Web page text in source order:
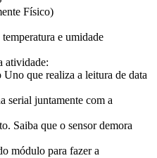
Físico)
e umidade
atividade:
que realiza a leitura de data
serial juntamente com a
Saiba que o sensor demora
módulo para fazer a